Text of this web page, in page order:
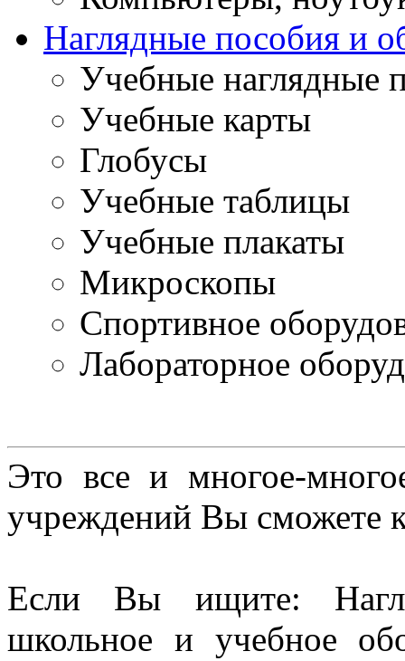
Наглядные пособия и
Учебные наглядные
Учебные карты
Глобусы
Учебные таблицы
Учебные плакаты
Микроскопы
Спортивное
Лабораторное
Это все и многое-
учреждений Вы сможете
Если Вы ищите:
школьное и учебное